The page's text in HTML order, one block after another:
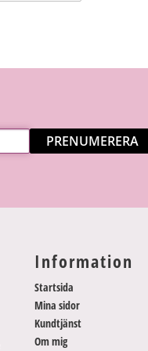
PRENUMERERA
Information
Startsida
Mina sidor
Kundtjänst
Om mig